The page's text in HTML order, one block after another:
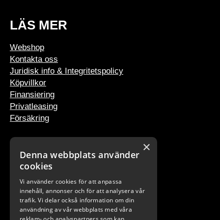
LÄS MER
Webshop
Kontakta oss
Juridisk info & Integritetspolicy
Köpvillkor
Finansiering
Privatleasing
Försäkring
VÅRA BUTIKER
Stockholm
Göteborg
Malmö
×
Denna webbplats använder
cookies
Vi använder cookies för att anpassa
innehåll, annonser och för att analysera vår
trafik. Vi delar också information om din
användning av vår webbplats med våra